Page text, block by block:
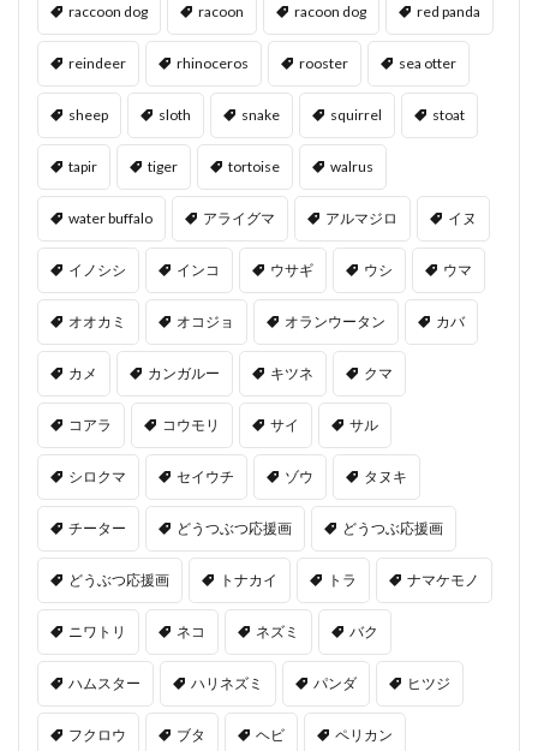
raccoon dog racoon racoon dog red panda
reindeer rhinoceros rooster sea otter
sheep sloth snake squirrel stoat
tapir tiger tortoise walrus
water buffalo アライグマ アルマジロ イヌ
イノシシ インコ ウサギ ウシ ウマ
オオカミ オコジョ オランウータン カバ
カメ カンガルー キツネ クマ
コアラ コウモリ サイ サル
シロクマ セイウチ ゾウ タヌキ
チーター どうつぶつ応援画 どうつぶ応援画
どうぶつ応援画 トナカイ トラ ナマケモノ
ニワトリ ネコ ネズミ バク
ハムスター ハリネズミ パンダ ヒツジ
フクロウ ブタ ヘビ ペリカン